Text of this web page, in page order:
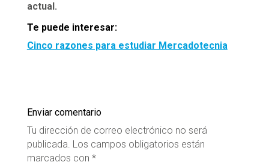
actual.
Te puede interesar:
Cinco razones para estudiar Mercadotecnia
Enviar comentario
Tu dirección de correo electrónico no será
publicada. Los campos obligatorios están
marcados con *